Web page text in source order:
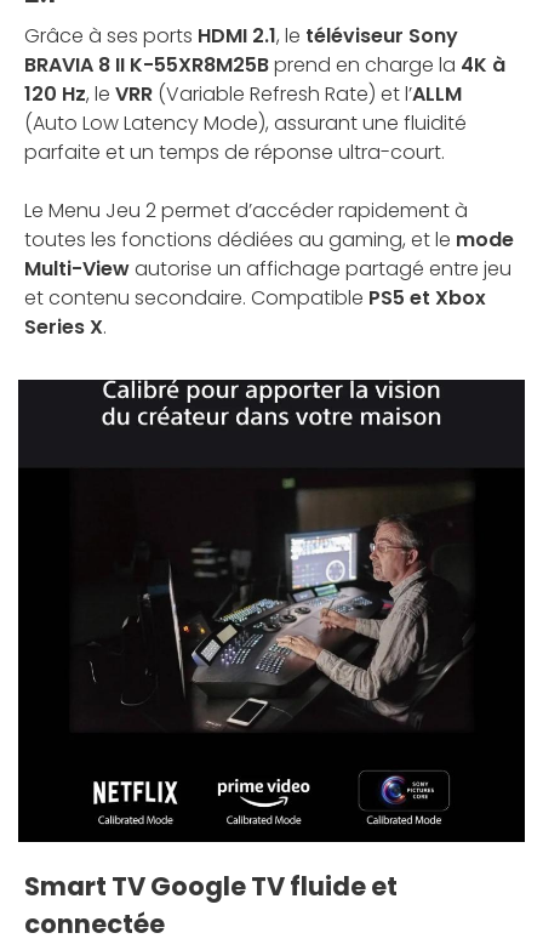
Grâce à ses ports HDMI 2.1, le téléviseur Sony
BRAVIA 8 II K-55XR8M25Bprend en charge la 4K à
120 Hz, le VRR (Variable Refresh Rate) et l’ALLM
(Auto Low Latency Mode), assurant une fluidité
parfaite et un temps de réponse ultra-court.
Le Menu Jeu 2 permet d’accéder rapidement à
toutes les fonctions dédiées au gaming, et le mode
Multi-Viewautorise un affichage partagé entre jeu
et contenu secondaire. Compatible PS5 et Xbox
Series X.
Smart TV Google TV fluide et
connectée